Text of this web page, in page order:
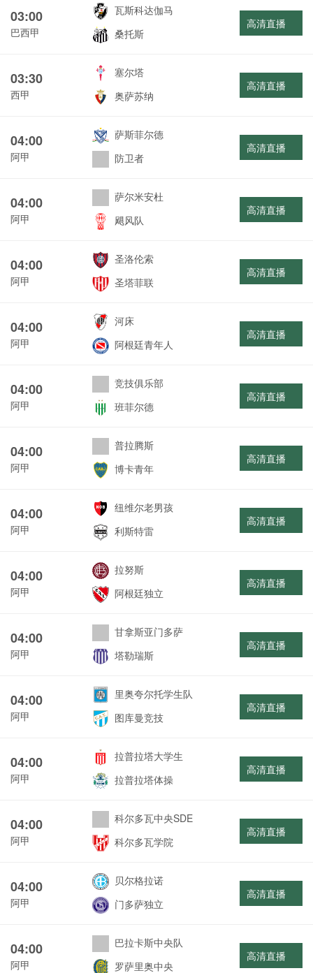
03:00
巴西甲
瓦斯科达伽马
桑托斯
高清直播
03:30
西甲
塞尔塔
奥萨苏纳
高清直播
04:00
阿甲
萨斯菲尔德
防卫者
高清直播
04:00
阿甲
萨尔米安杜
飓风队
高清直播
04:00
阿甲
圣洛伦索
圣塔菲联
高清直播
04:00
阿甲
河床
阿根廷青年人
高清直播
04:00
阿甲
竞技俱乐部
班菲尔德
高清直播
04:00
阿甲
普拉腾斯
博卡青年
高清直播
04:00
阿甲
纽维尔老男孩
利斯特雷
高清直播
04:00
阿甲
拉努斯
阿根廷独立
高清直播
04:00
阿甲
甘拿斯亚门多萨
塔勒瑞斯
高清直播
04:00
阿甲
里奥夸尔托学生队
图库曼竞技
高清直播
04:00
阿甲
拉普拉塔大学生
拉普拉塔体操
高清直播
04:00
阿甲
科尔多瓦中央SDE
科尔多瓦学院
高清直播
04:00
阿甲
贝尔格拉诺
门多萨独立
高清直播
04:00
阿甲
巴拉卡斯中央队
罗萨里奥中央
高清直播